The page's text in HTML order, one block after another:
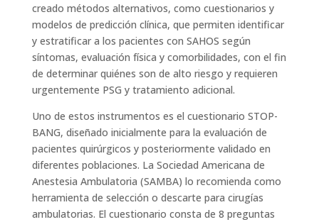
creado métodos alternativos, como cuestionarios y
modelos de predicción clínica, que permiten identificar
y estratificar a los pacientes con SAHOS según
síntomas, evaluación física y comorbilidades, con el fin
de determinar quiénes son de alto riesgo y requieren
urgentemente PSG y tratamiento adicional.
Uno de estos instrumentos es el cuestionario STOP-
BANG, diseñado inicialmente para la evaluación de
pacientes quirúrgicos y posteriormente validado en
diferentes poblaciones. La Sociedad Americana de
Anestesia Ambulatoria (SAMBA) lo recomienda como
herramienta de selección o descarte para cirugías
ambulatorias. El cuestionario consta de 8 preguntas